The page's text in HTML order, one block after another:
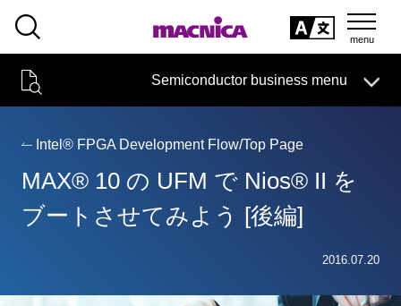
Semiconductor business menu
Technical Information Case Study event·seminar
Handling Manufacturer Support
Semiconductor BusinessHOME
Events and Seminars
Intel® FPGA Development Flow/Top Page
MAX® 10 の UFM で Nios® II を
ブートさせてみよう [後編]
2016.07.20